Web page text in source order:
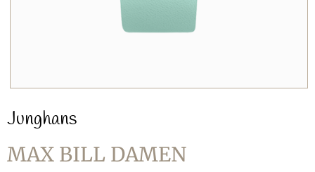
Junghans
MAX BILL DAMEN